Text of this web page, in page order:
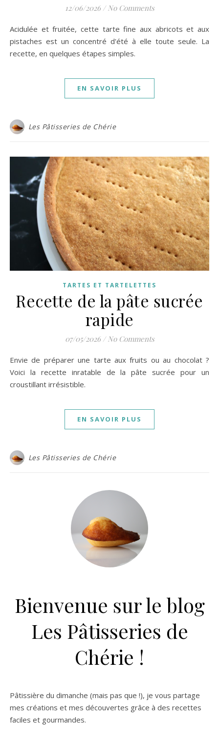
12/06/2026 / No Comments
Acidulée et fruitée, cette tarte fine aux abricots et aux
pistaches est un concentré d'été à elle toute seule. La
recette, en quelques étapes simples.
EN SAVOIR PLUS
Les Pâtisseries de Chérie
TARTES ET TARTELETTES
Recette de la pâte sucrée
rapide
07/05/2026 / No Comments
Envie de préparer une tarte aux fruits ou au chocolat ?
Voici la recette inratable de la pâte sucrée pour un
croustillant irrésistible.
EN SAVOIR PLUS
Les Pâtisseries de Chérie
Bienvenue sur le blog
Les Pâtisseries de
Chérie !
Pâtissière du dimanche (mais pas que !), je vous partage
mes créations et mes découvertes grâce à des recettes
faciles et gourmandes.